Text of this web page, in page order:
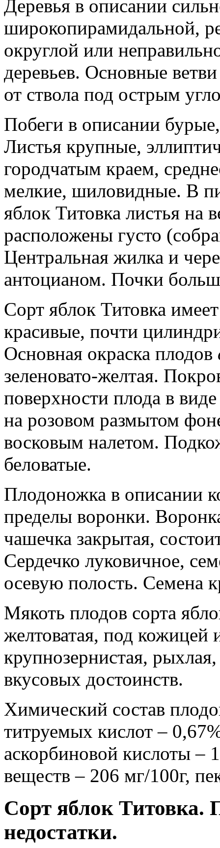
Деревья в описании
широкопирамидальной,
округлой или
деревьев. Основные
от ствола под острым
Побеги в описании
Листья крупные,
городчатым краем,
мелкие, шиловидные. В
яблок Титовка листья на
расположены густо
Центральная жилка и
антоцианом. Почки
Сорт яблок Титовка
красивые, почти
Основная окраска плодов
зеленовато-желтая.
поверхности плода в
на розовом размытом
восковым налетом.
беловатые.
Плодоножка в описании
пределы воронки.
чашечка закрытая,
Сердечко луковичное,
осевую полость. Семена
Мякоть плодов сорта
желтоватая, под кожицей
крупнозернистая,
вкусовых достоинств.
Химический состав
титруемых кислот –
аскорбиновой кислоты –
веществ – 206 мг/100г,
Сорт яблок Титовка.
недостатки.